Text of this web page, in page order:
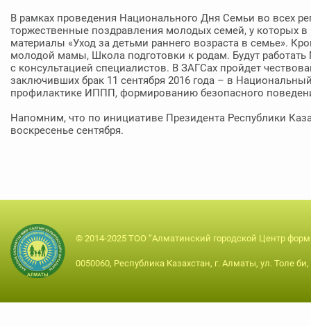
В рамках проведения Национального Дня Семьи во всех
торжественные поздравления молодых семей, у которых
материалы «Уход за детьми раннего возраста в семье».
молодой мамы, Школа подготовки к родам. Будут
с консультацией специалистов. В ЗАГСах пройдет
заключивших брак 11 сентября 2016 года – в
профилактике ИППП, формированию безопасного
Напомним, что по инициативе Президента Республики
воскресенье сентября.
© 2014-2025 ТОО “Алматинский городской Центр
0050060, Республика Казахстан, г. Алматы, ул. Толе